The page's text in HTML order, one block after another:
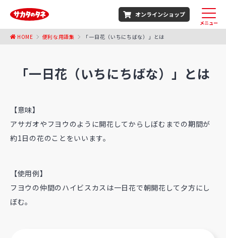
オンラインショップ
メニュー
HOME 便利な用語集 「一日花（いちにちばな）」とは
「一日花（いちにちばな）」とは
【意味】
アサガオやフヨウのように開花してからしぼむまでの期間が
約1日の花のことをいいます。
【使用例】
フヨウの仲間のハイビスカスは一日花で朝開花して夕方にし
ぼむ。